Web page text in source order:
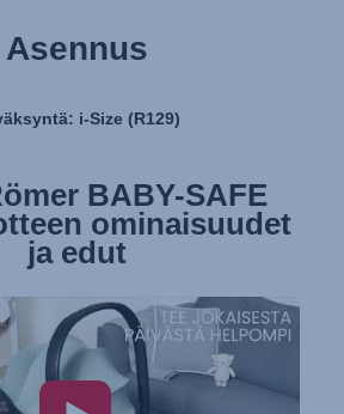
Asennus
i-Size (R129)
BABY-SAFE
ominaisuudet
ja edut
BABY-SAFE
asentaminen